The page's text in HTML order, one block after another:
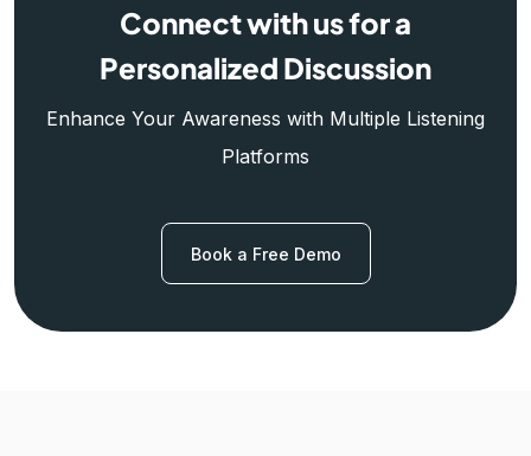
Connect with us for a
Personalized Discussion
Enhance Your Awareness with Multiple Listening
Platforms
Book a Free Demo